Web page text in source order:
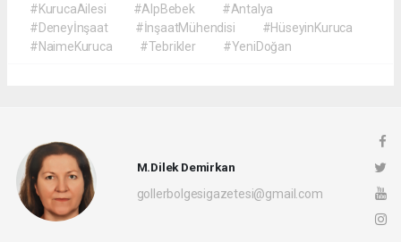
#KurucaAilesi
#AlpBebek
#Antalya
#Deneyİnşaat
#İnşaatMühendisi
#HüseyinKuruca
#NaimeKuruca
#Tebrikler #YeniDoğan
M.Dilek Demirkan
gollerbolgesigazetesi@gmail.com